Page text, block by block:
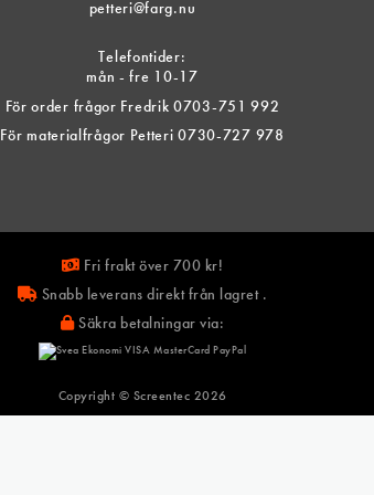
petteri@farg.nu
Telefontider:
mån - fre 10-17
För order frågor Fredrik 0703-751 992
För materialfrågor Petteri 0730-727 978
Fri frakt över 700 kr!
Snabb leverans direkt från lagret .
Säkra betalningar via:
Copyright © Screentec 2026